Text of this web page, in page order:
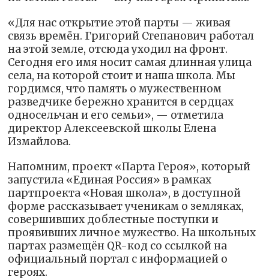
«Для нас открытие этой парты — живая
связь времён. Григорий Степанович работал
на этой земле, отсюда уходил на фронт.
Сегодня его имя носит самая длинная улица
села, на которой стоит и наша школа. Мы
гордимся, что память о мужественном
разведчике бережно хранится в сердцах
односельчан и его семьи», — отметила
директор Алексеевской школы Елена
Измайлова.
Напомним, проект «Парта Героя», который
запустила «Единая Россия» в рамках
партпроекта «Новая школа», в доступной
форме рассказывает ученикам о земляках,
совершивших доблестные поступки и
проявивших личное мужество. На школьных
партах размещён QR-код со ссылкой на
официальный портал с информацией о
героях.